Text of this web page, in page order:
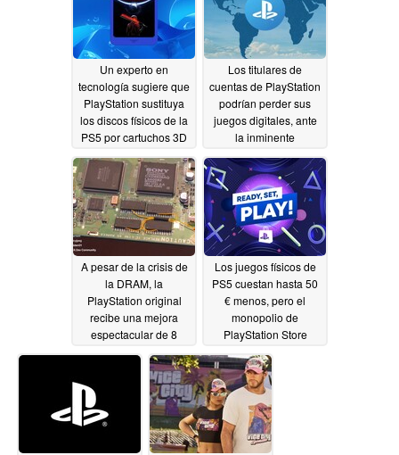
Un experto en
tecnología sugiere que
PlayStation sustituya
los discos físicos de la
PS5 por cartuchos 3D
07/14/2026
Los titulares de
cuentas de PlayStation
podrían perder sus
juegos digitales, ante
la inminente
discos de la PS5
07/11/2026
A pesar de la crisis de
la DRAM, la
PlayStation original
recibe una mejora
espectacular de 8
07/10/2026
Los juegos físicos de
PS5 cuestan hasta 50
€ menos, pero el
monopolio de
PlayStation Store
ofertas07/10/2026